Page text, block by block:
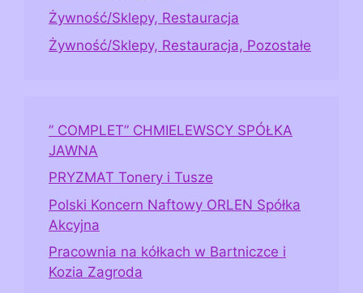
Żywność/Sklepy, Restauracja
Żywność/Sklepy, Restauracja, Pozostałe
” COMPLET” CHMIELEWSCY SPÓŁKA
JAWNA
PRYZMAT Tonery i Tusze
Polski Koncern Naftowy ORLEN Spółka
Akcyjna
Pracownia na kółkach w Bartniczce i
Kozia Zagroda